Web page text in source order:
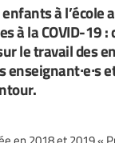
à l’école
à la COVID-19
le travail des
enseignant∙e∙s
en 2018 et 2019 «